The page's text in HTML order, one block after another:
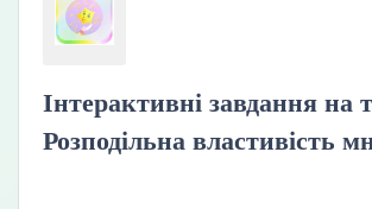
Інтерактивні завдання на
Розподільна властивість